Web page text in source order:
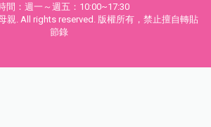
間：週一～週五：10:00~17:30
親. All rights reserved. 版權所有，禁止擅自轉貼
節錄